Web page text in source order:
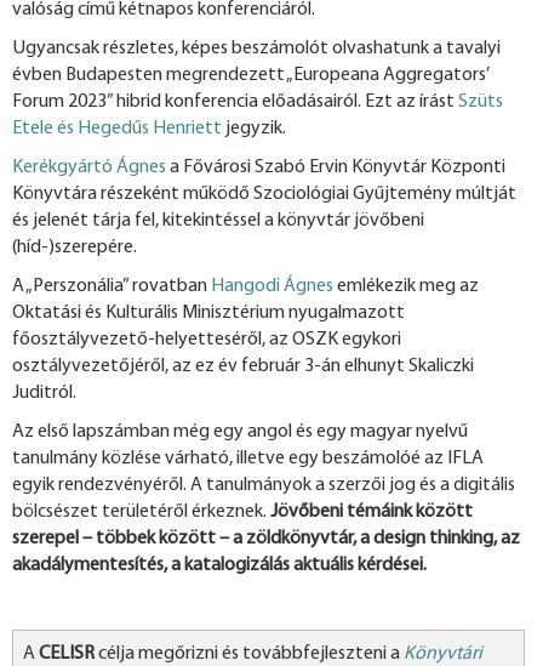
valóság című kétnapos konferenciáról.
Ugyancsak részletes, képes beszámolót olvashatunk a tavalyi
évben Budapesten megrendezett „Europeana Aggregators’
Forum 2023” hibrid konferencia előadásairól. Ezt az írást Szüts
Etele és Hegedűs Henriett jegyzik.
Kerékgyártó Ágnes a Fővárosi Szabó Ervin Könyvtár Központi
Könyvtára részeként működő Szociológiai Gyűjtemény múltját
és jelenét tárja fel, kitekintéssel a könyvtár jövőbeni
(híd-)szerepére.
A „Perszonália” rovatban Hangodi Ágnes emlékezik meg az
Oktatási és Kulturális Minisztérium nyugalmazott
főosztályvezető-helyetteséről, az OSZK egykori
osztályvezetőjéről, az ez év február 3-án elhunyt Skaliczki
Juditról.
Az első lapszámban még egy angol és egy magyar nyelvű
tanulmány közlése várható, illetve egy beszámolóé az IFLA
egyik rendezvényéről. A tanulmányok a szerzői jog és a digitális
bölcsészet területéről érkeznek. Jövőbeni témáink között
szerepel – többek között – a zöldkönyvtár, a design thinking, az
akadálymentesítés, a katalogizálás aktuális kérdései.
ACELISRcélja megőrizni és továbbfejleszteni a Könyvtári